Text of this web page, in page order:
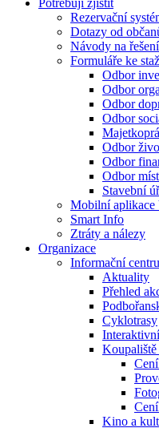
Potřebuji zjistit
Rezervační
Dotazy od
Návody na
Formuláře ke
Odbor
Odbor
Odbor
Odbor
Odbor
Odbor
Odbor
Stavební
Mobilní aplikace
Smart Info
Ztráty a nálezy
Organizace
Informační
Aktuality
Přehled
Cyklotrasy
Kino a